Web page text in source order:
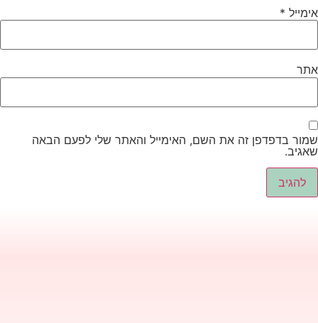
*
בדפדפן זה את השם, האימייל והאתר שלי לפעם הבאה